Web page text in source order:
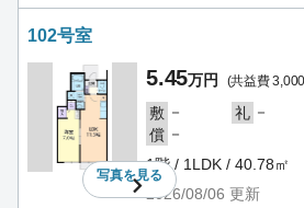
102号室
写真を見る
5.45万円 (共益費
敷 － 礼 －
償 －
1階 / 1LDK / 40.78㎡
2026/08/06 更新